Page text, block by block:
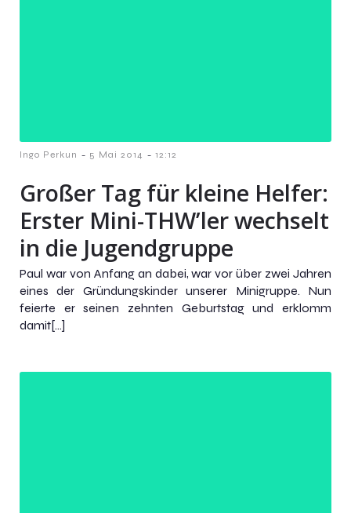
Ingo Perkun - 5 Mai 2014 - 12:12
Großer Tag für kleine Helfer:
Erster Mini-THW’ler wechselt
in die Jugendgruppe
Paul war von Anfang an dabei, war vor über zwei Jahren
eines der Gründungskinder unserer Minigruppe. Nun
feierte er seinen zehnten Geburtstag und erklomm
damit[…]